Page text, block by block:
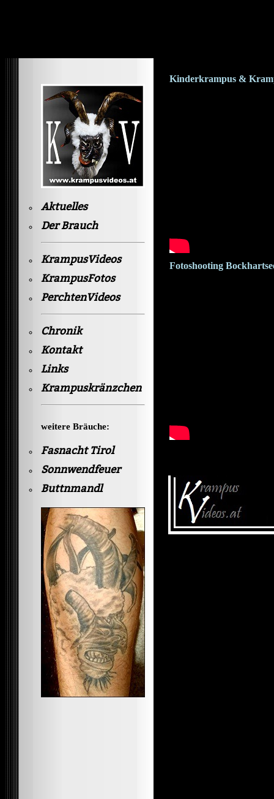
Aktuelles
Der Brauch
KrampusVideos
KrampusFotos
PerchtenVideos
Chronik
Kontakt
Links
Krampuskränzchen
weitere Bräuche:
Fasnacht Tirol
Sonnwendfeuer
Buttnmandl
Kinderkrampus &
Fotoshooting